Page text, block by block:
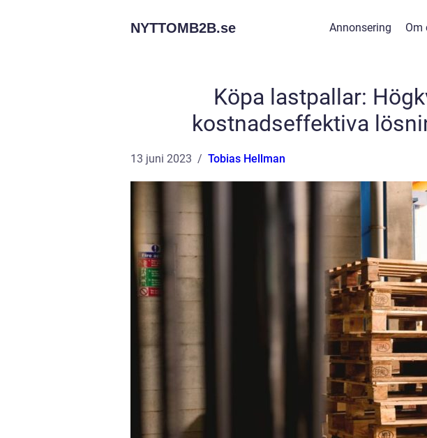
NYTTOMB2B.se Annonsering Om
Köpa lastpallar:
kostnadseffektiva
13 juni 2023 Tobias Hellman